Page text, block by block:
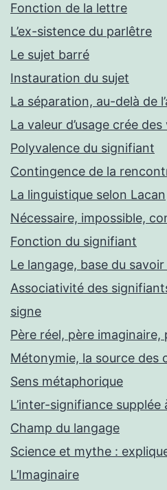
Fonction de la lettre
L’ex-sistence du parlêtre
Le sujet barré
Instauration du sujet
La séparation, au-delà de
La valeur d’usage crée
Polyvalence du signifiant
Contingence de la
La linguistique selon Lacan
Nécessaire, impossible,
Fonction du signifiant
Le langage, base du
Associativité des
signe
Père réel, père imaginaire,
Métonymie, la source des
Sens métaphorique
L’inter-signifiance supplée
Champ du langage
Science et mythe :
L’Imaginaire